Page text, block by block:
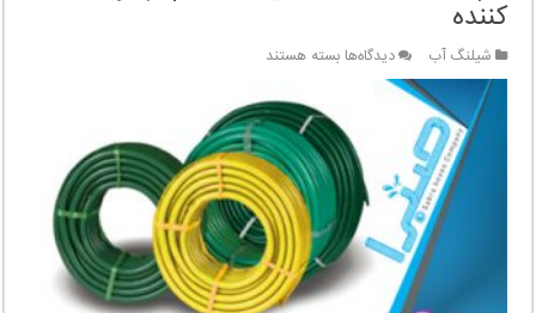
کننده
شیلنگ آب دیدگاه‌هابرای
شلنگ
آب
خانگی
مستقیم
از
تولید
کننده
بسته هستند